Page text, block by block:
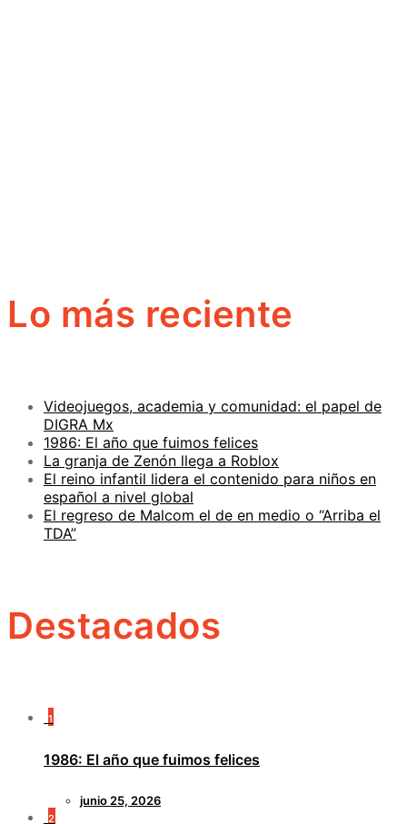
Lo más reciente
Videojuegos, academia y comunidad: el papel de
DIGRA Mx
1986: El año que fuimos felices
La granja de Zenón llega a Roblox
El reino infantil lidera el contenido para niños en
español a nivel global
El regreso de Malcom el de en medio o “Arriba el
TDA”
Destacados
1
1986: El año que fuimos felices
junio 25, 2026
2